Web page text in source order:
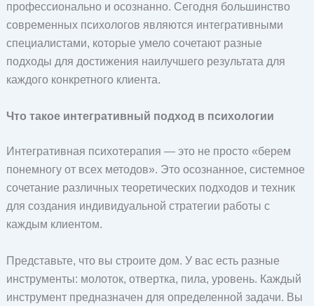
профессионально и осознанно. Сегодня большинство
современных психологов являются интегративными
специалистами, которые умело сочетают разные
подходы для достижения наилучшего результата для
каждого конкретного клиента.
Что такое интегративный подход в психологии
Интегративная психотерапия — это не просто «берем
понемногу от всех методов». Это осознанное, системное
сочетание различных теоретических подходов и техник
для создания индивидуальной стратегии работы с
каждым клиентом.
Представьте, что вы строите дом. У вас есть разные
инструменты: молоток, отвертка, пила, уровень. Каждый
инструмент предназначен для определенной задачи. Вы